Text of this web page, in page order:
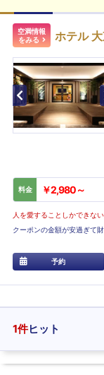
空満情報
をみる
ホテル
料金 ￥2,980～
人を愛することしかできな
クーポンの金額が安過ぎて
予約
1件ヒット